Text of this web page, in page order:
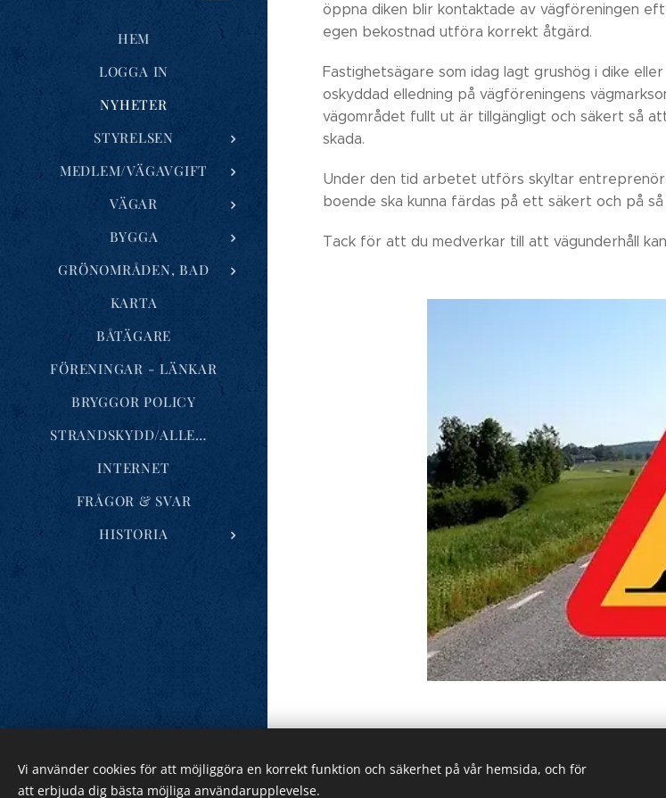
HEM
LOGGA IN
NYHETER
STYRELSEN
MEDLEM/VÄGAVGIFT
VÄGAR
BYGGA
GRÖNOMRÅDEN, BAD
KARTA
BÅTÄGARE
FÖRENINGAR - LÄNKAR
BRYGGOR POLICY
STRANDSKYDD/ALLEMANSRÄTTEN
INTERNET
FRÅGOR & SVAR
HISTORIA
öppna diken blir kontaktade av vägföreningen
egen bekostnad utföra korrekt åtgärd.
Fastighetsägare som idag lagt grushög i dike
oskyddad elledning på vägföreningens
vägområdet fullt ut är tillgängligt och säkert så
skada.
Under den tid arbetet utförs skyltar
boende ska kunna färdas på ett säkert och på
Tack för att du medverkar till att vägunderhåll
Vi använder cookies för att möjliggöra en korrekt funktion och säkerhet på vår hemsida, och för
att erbjuda dig bästa möjliga användarupplevelse.